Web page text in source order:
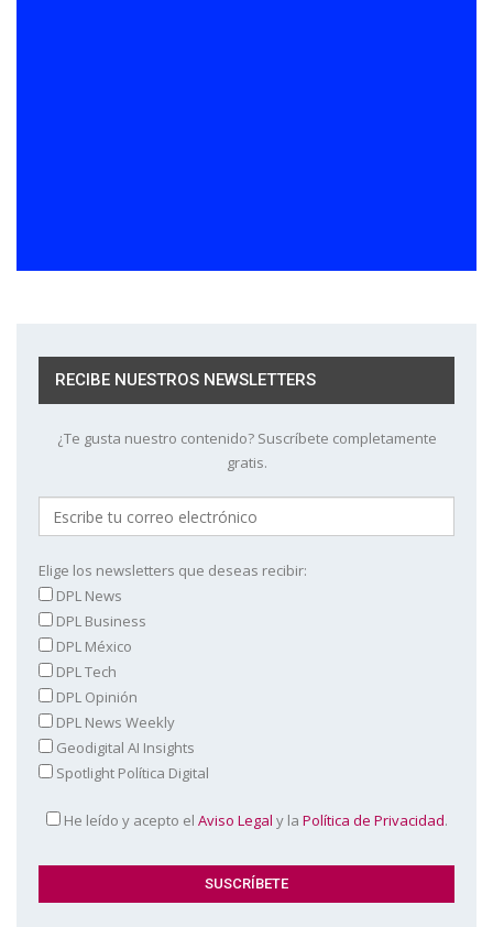
RECIBE NUESTROS NEWSLETTERS
¿Te gusta nuestro contenido? Suscríbete completamente
gratis.
Elige los newsletters que deseas recibir:
DPL News
DPL Business
DPL México
DPL Tech
DPL Opinión
DPL News Weekly
Geodigital AI Insights
Spotlight Política Digital
He leído y acepto el Aviso Legal y la Política de Privacidad.